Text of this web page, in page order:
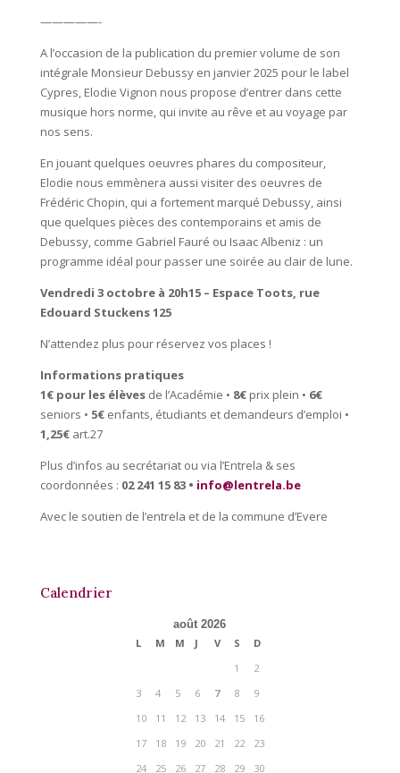
—————-
A l’occasion de la publication du premier volume de son
intégrale Monsieur Debussy en janvier 2025 pour le label
Cypres, Elodie Vignon nous propose d’entrer dans cette
musique hors norme, qui invite au rêve et au voyage par
nos sens.
En jouant quelques oeuvres phares du compositeur,
Elodie nous emmènera aussi visiter des oeuvres de
Frédéric Chopin, qui a fortement marqué Debussy, ainsi
que quelques pièces des contemporains et amis de
Debussy, comme Gabriel Fauré ou Isaac Albeniz : un
programme idéal pour passer une soirée au clair de lune.
Vendredi 3 octobre à 20h15 – Espace Toots, rue
Edouard Stuckens 125
N’attendez plus pour réservez vos places !
Informations pratiques
1€ pour les élèvesde l’Académie • 8€prix plein • 6€
seniors • 5€enfants, étudiants et demandeurs d’emploi •
1,25€art.27
Plus d’infos au secrétariat ou via l’Entrela & ses
coordonnées : 02 241 15 83 • info@lentrela.be
Avec le soutien de l’entrela et de la commune d’Evere
Calendrier
août 2026
L
M M J V S
D
1
2
3
4 5 6 7 8
9
10
11 12 13 14 15
16
17
18 19 20 21 22
23
24
25 26 27 28 29 30